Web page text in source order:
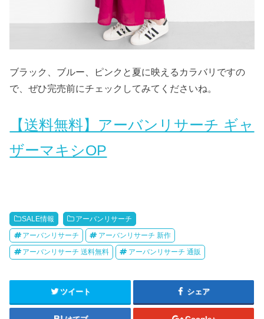
ブラック、ブルー、ピンクと夏に映えるカラバリですの
で、ぜひ完売前にチェックしてみてくださいね。
【送料無料】アーバンリサーチ ギャ
ザーマキシOP
SALE情報 アーバンリサーチ
アーバンリサーチ アーバンリサーチ 新作
アーバンリサーチ 送料無料 アーバンリサーチ 通販
ツイート シェア